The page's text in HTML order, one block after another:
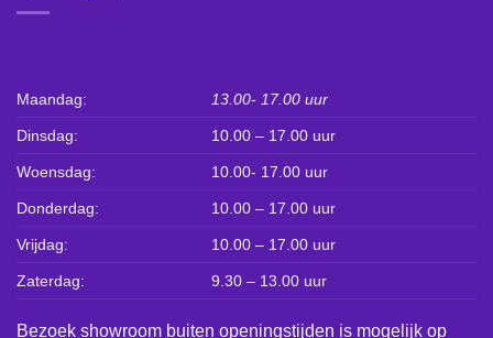
Maandag: 13.00- 17.00 uur
Dinsdag: 10.00 – 17.00 uur
Woensdag: 10.00- 17.00 uur
Donderdag: 10.00 – 17.00 uur
Vrijdag: 10.00 – 17.00 uur
Zaterdag: 9.30 – 13.00 uur
Bezoek showroom buiten openingstijden is mogelijk op